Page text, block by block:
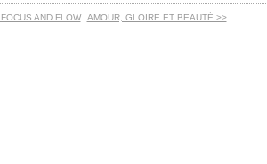
AND FLOW AMOUR, GLOIRE ET BEAUTÉ >>